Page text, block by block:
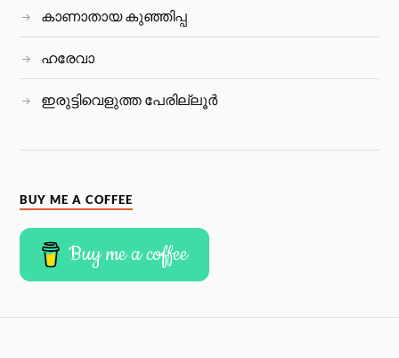
കാണാതായ കുഞ്ഞിപ്പ
ഹരേവാ
ഇരുട്ടിവെളുത്ത പേരില്ലൂര്‍
BUY ME A COFFEE
Buy me a coffee